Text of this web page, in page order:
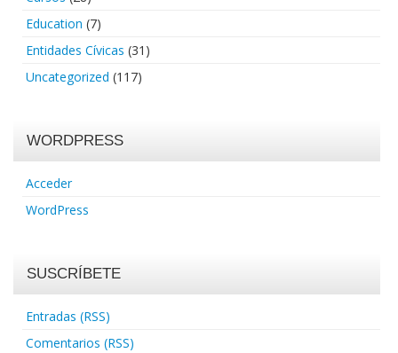
Education (7)
Entidades Cívicas (31)
Uncategorized (117)
WORDPRESS
Acceder
WordPress
SUSCRÍBETE
Entradas (RSS)
Comentarios (RSS)